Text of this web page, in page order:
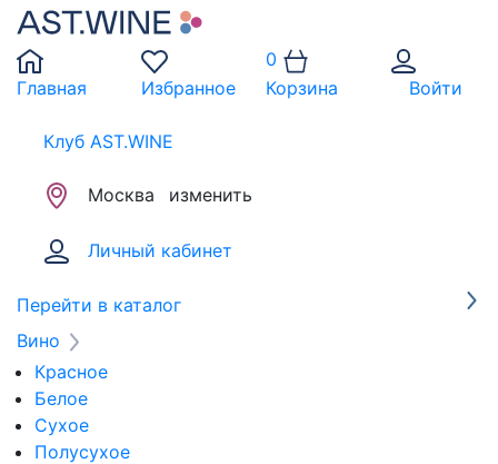
Главная Избранное
0
Корзина
Войти
Клуб AST.WINE
Москва изменить
Личный кабинет
Перейти в каталог
Вино
Красное
Белое
Сухое
Полусухое